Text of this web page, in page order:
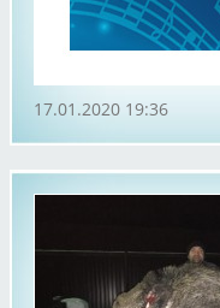
17.01.2020 19:36